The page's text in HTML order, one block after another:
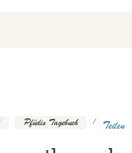
Pfüdis Tagebuch Teilen